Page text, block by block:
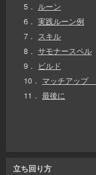
5． ルーン
6． 実践ルーン例
7． スキル
8． サモナースペル
9． ビルド
10． マッチアップ
11． 最後に
立ち回り方